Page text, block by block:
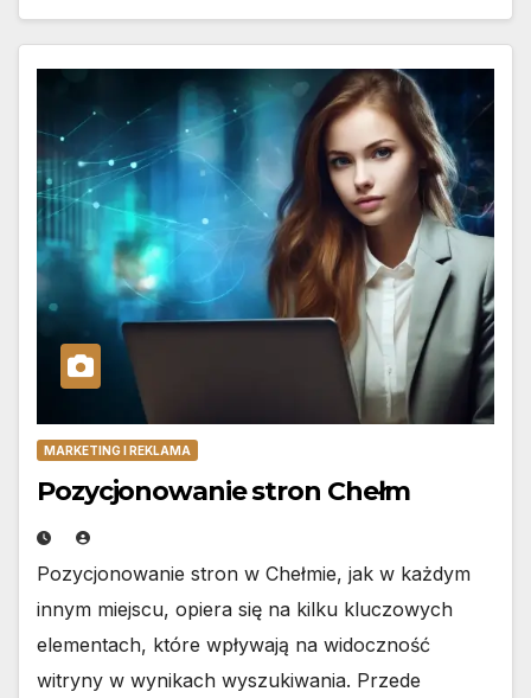
MARKETING I REKLAMA
Pozycjonowanie stron Chełm
Pozycjonowanie stron w Chełmie, jak w każdym
innym miejscu, opiera się na kilku kluczowych
elementach, które wpływają na widoczność
witryny w wynikach wyszukiwania. Przede